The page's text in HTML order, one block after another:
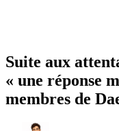
Suite aux
« une réponse
membres de